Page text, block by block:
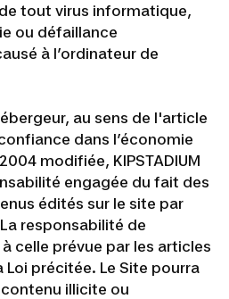
tout virus informatique,
ou défaillance
à l’ordinateur de
au sens de l'article
dans l’économie
modifiée, KIPSTADIUM
engagée du fait des
édités sur le site par
responsabilité de
à celle prévue par les articles
Loi précitée. Le Site pourra
illicite ou